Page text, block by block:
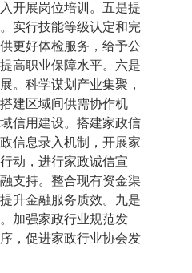
开展岗位培训。五是提
实行技能等级认定和完
更好体检服务，给予公
高职业保障水平。六是
。科学谋划产业集聚，
建区域间供需协作机
信用建设。搭建家政信
信息录入机制，开展家
动，进行家政诚信宣
支持。整合现有资金渠
升金融服务质效。九是
加强家政行业规范发
，促进家政行业协会发